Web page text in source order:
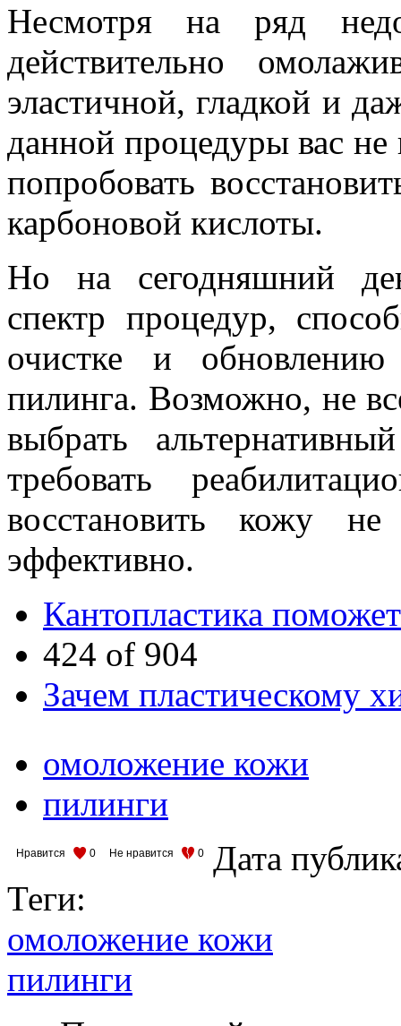
Несмотря на ряд
действительно
эластичной, гладкой и
данной процедуры вас
попробовать
карбоновой кислоты.
Но на сегодняшний
спектр процедур,
очистке и
пилинга. Возможно, не
выбрать
требовать
восстановить кожу
эффективно.
Кантопластика
424 of 904
Зачем пластическому
омоложение кожи
пилинги
Нравится 0 Не нравится 0
Дата
Теги:
омоложение кожи
пилинги